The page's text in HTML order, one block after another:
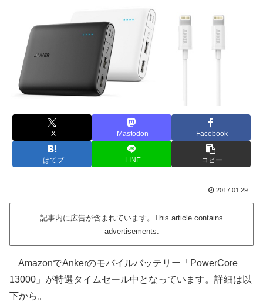
X Mastodon Facebook
はてブ LINE コピー
2017.01.29
記事内に広告が含まれています。This article contains
advertisements.
AmazonでAnkerのモバイルバッテリー「PowerCore
13000」が特選タイムセール中となっています。詳細は以
下から。